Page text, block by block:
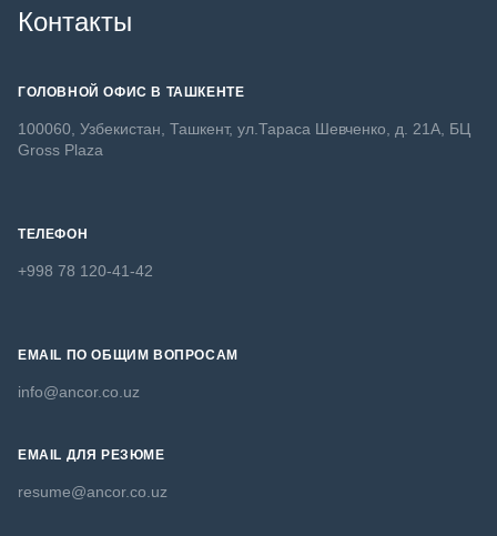
Контакты
ГОЛОВНОЙ ОФИС В ТАШКЕНТЕ
100060, Узбекистан, Ташкент, ул.Тараса Шевченко, д. 21А, БЦ
Gross Plaza
ТЕЛЕФОН
+998 78 120-41-42
EMAIL ПО ОБЩИМ ВОПРОСАМ
info@ancor.co.uz
EMAIL ДЛЯ РЕЗЮМЕ
resume@ancor.co.uz